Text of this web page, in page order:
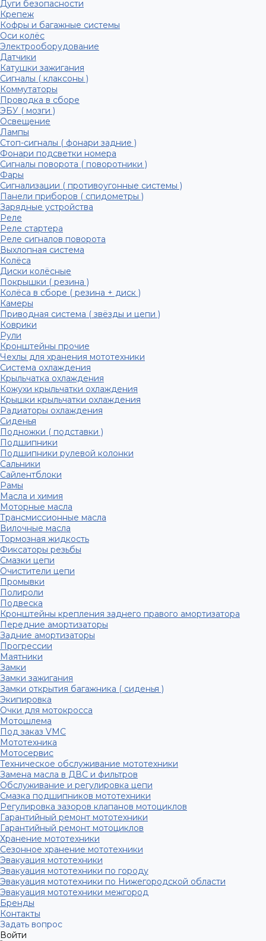
Дуги безопасности
Крепеж
Кофры и багажные системы
Оси колёс
Электрооборудование
Датчики
Катушки зажигания
Сигналы ( клаксоны )
Коммутаторы
Проводка в сборе
ЭБУ ( мозги )
Освещение
Лампы
Стоп-сигналы ( фонари задние )
Фонари подсветки номера
Сигналы поворота ( поворотники )
Фары
Сигнализации ( противоугонные системы )
Панели приборов ( спидометры )
Зарядные устройства
Реле
Реле стартера
Реле сигналов поворота
Выхлопная система
Колёса
Диски колёсные
Покрышки ( резина )
Колёса в сборе ( резина + диск )
Камеры
Приводная система ( звёзды и цепи )
Коврики
Рули
Кронштейны прочие
Чехлы для хранения мототехники
Система охлаждения
Крыльчатка охлаждения
Кожухи крыльчатки охлаждения
Крышки крыльчатки охлаждения
Радиаторы охлаждения
Сиденья
Подножки ( подставки )
Подшипники
Подшипники рулевой колонки
Сальники
Сайлентблоки
Рамы
Масла и химия
Моторные масла
Трансмиссионные масла
Вилочные масла
Тормозная жидкость
Фиксаторы резьбы
Смазки цепи
Очистители цепи
Промывки
Полироли
Подвеска
Кронштейны крепления заднего правого амортизатора
Передние амортизаторы
Задние амортизаторы
Прогрессии
Маятники
Замки
Замки зажигания
Замки открытия багажника ( сиденья )
Экипировка
Очки для мотокросса
Мотошлема
Под заказ VMC
Мототехника
Мотосервис
Техническое обслуживание мототехники
Замена масла в ДВС и фильтров
Обслуживание и регулировка цепи
Смазка подшипников мототехники
Регулировка зазоров клапанов мотоциклов
Гарантийный ремонт мототехники
Гарантийный ремонт мотоциклов
Хранение мототехники
Сезонное хранение мототехники
Эвакуация мототехники
Эвакуация мототехники по городу
Эвакуация мототехники по Нижегородской области
Эвакуация мототехники межгород
Бренды
Контакты
Задать вопрос
Войти